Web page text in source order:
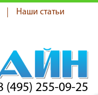
Наши статьи
(495) 255-09-25